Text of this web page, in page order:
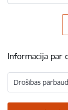
Informācija par
Drošības